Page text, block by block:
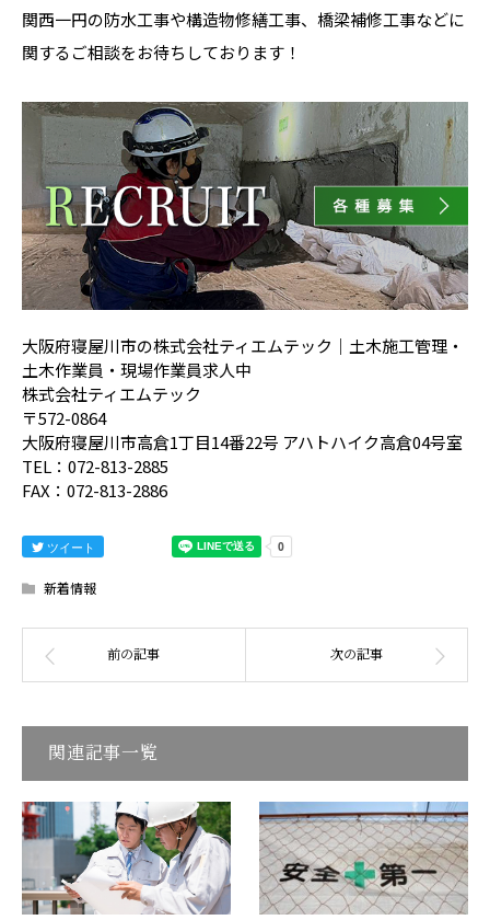
関西一円の防水工事や構造物修繕工事、橋梁補修工事などに
関するご相談をお待ちしております！
大阪府寝屋川市の株式会社ティエムテック｜土木施工管理・
土木作業員・現場作業員求人中
株式会社ティエムテック
〒572-0864
大阪府寝屋川市高倉1丁目14番22号 アハトハイク高倉04号室
TEL：072-813-2885
FAX：072-813-2886
ツイート
新着情報
関連記事一覧